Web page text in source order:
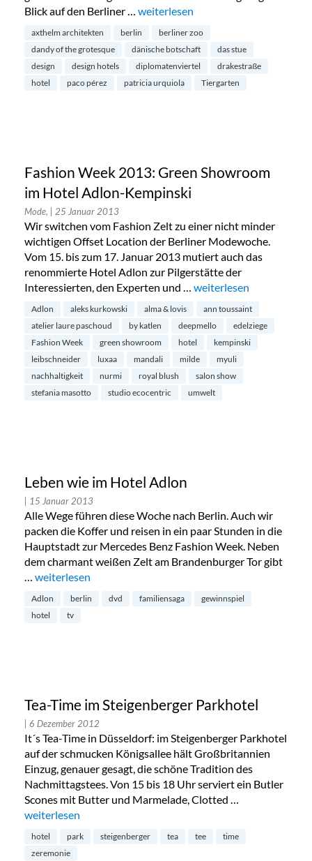
Blick auf den Berliner … „Das Stue Hotel in Berlin:
weiterlesen
axthelm architekten berlin
berliner zoo
dandy of the grotesque
dänische botschaft
das stue
design
design hotels diplomatenviertel
drakestraße
hotel
paco pérez patricia urquiola Tiergarten
Fashion Week 2013: Green Showroom
im Hotel Adlon-Kempinski
Mode, | 25 Januar 2013
Wir switchen vom Fashion Zelt zu einer nicht minder
wichtigen Offset Location der Berliner Modewoche.
Vom 15. bis zum 17. Januar 2013 mutiert auch das
renommierte Hotel Adlon zur Pilgerstätte der
Interessierten, den Experten und … „Fashion Week 2013:
weiterlesen
Adlon aleks kurkowski alma & lovis
ann toussaint
atelier laure paschoud
by katlen deepmello
edelziege
Fashion Week
green showroom hotel
kempinski
leibschneider
luxaa mandali milde
myuli
nachhaltigkeit
nurmi royal blush
salon show
stefania masotto
studio ecocentric umwelt
Leben wie im Hotel Adlon
| 15 Januar 2013
Alle Wege führen diese Woche nach Berlin. Auch wir
packen die Koffer und reisen in ein paar Stunden in die
Hauptstadt zur Mercedes Benz Fashion Week. Neben
dem charmant weißen Zelt am Brandenburger Tor gibt
… „Leben wie im Hotel Adlon“
weiterlesen
Adlon berlin dvd familiensaga
gewinnspiel
hotel
tv
Tea-Time im Steigenberger Parkhotel
| 6 Dezember 2012
It´s Tea-Time in Düsseldorf: im Steigenberger Parkhotel
auf der schmucken Königsallee hält Großbritannien
Einzug, genauer gesagt, die schöne Tradition des
Nachmittagstees. Von 15 bis 18 Uhr serviert ein Butler
Scones mit Butter und Marmelade, Clotted …
„Tea-Time im Steigenberger Parkhotel“
weiterlesen
hotel park steigenberger tea tee
time
zeremonie